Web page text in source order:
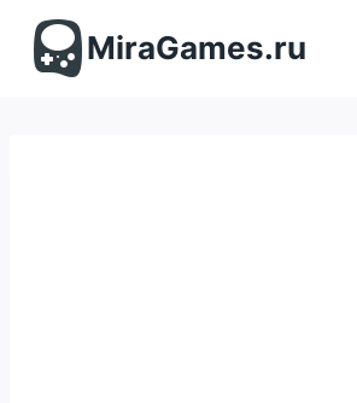
содержимомуMiraGames.ru